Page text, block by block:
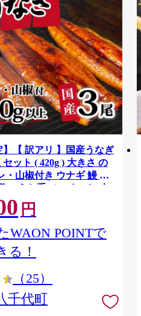
】【 訳アリ 】国産うなぎ
ット ( 420g ) 大きさ の
・山椒付き ウナギ 鰻 ふ
い うな重 ひつまぶし 人
代町 ふるさと納税 冷凍
円
WAON POINTで
る！
（25）
千代町